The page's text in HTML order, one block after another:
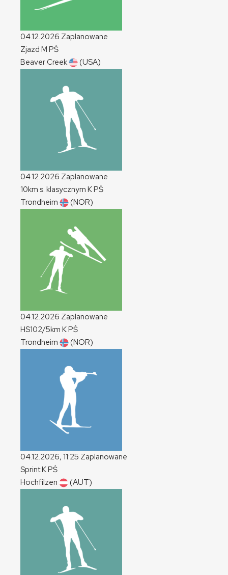
04.12.2026 Zaplanowane
Zjazd M PŚ
Beaver Creek
(USA)
04.12.2026 Zaplanowane
10km s. klasycznym KPŚ
Trondheim
(NOR)
04.12.2026 Zaplanowane
HS102/5km KPŚ
Trondheim
(NOR)
04.12.2026, 11:25 Zaplanowane
SprintKPŚ
Hochfilzen
(AUT)